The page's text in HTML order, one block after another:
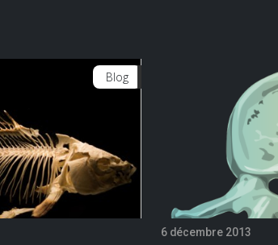
Blog
6 décembre 2013